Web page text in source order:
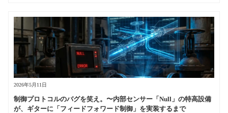
2026年5月11日
制御プロトコルのバグを笑え。〜内部センサー「Null」の特高設備
が、ギターに「フィードフォワード制御」を実装するまで